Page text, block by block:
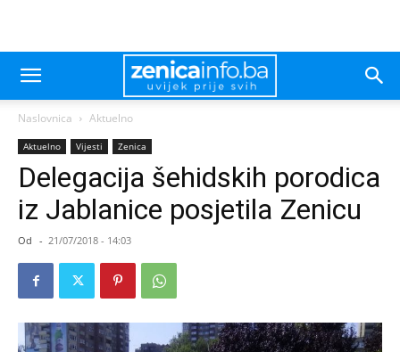
Naslovnica Aktuelno
Aktuelno Vijesti Zenica
Delegacija šehidskih porodica
iz Jablanice posjetila Zenicu
Od - 21/07/2018 - 14:03